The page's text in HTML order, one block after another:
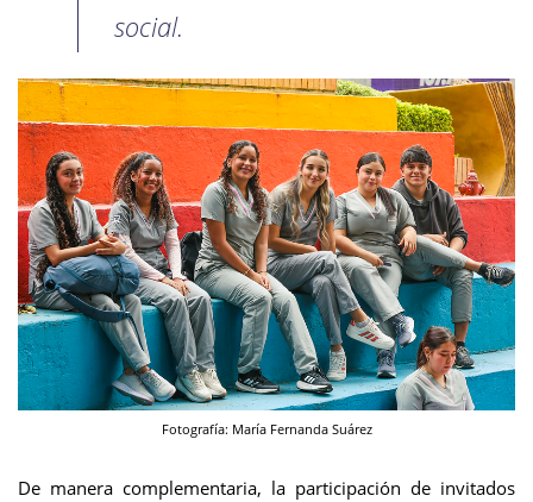
social.
Fotografía: María Fernanda Suárez
De manera complementaria, la participación de invitados